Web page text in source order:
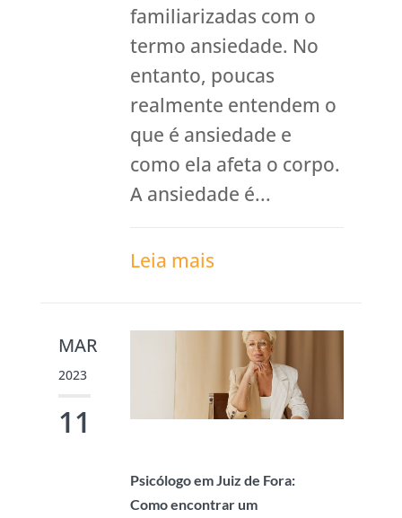
familiarizadas com o
termo ansiedade. No
entanto, poucas
realmente entendem o
que é ansiedade e
como ela afeta o corpo.
A ansiedade é...
Leia mais
MAR
2023
11
Psicólogo em Juiz de Fora:
Como encontrar um